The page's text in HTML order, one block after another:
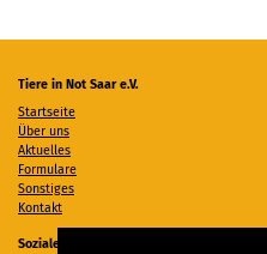
Tiere in Not Saar e.V.
Startseite
Über uns
Aktuelles
Formulare
Sonstiges
Kontakt
Soziale Medien